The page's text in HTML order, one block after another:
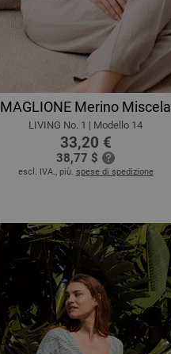
MAGLIONE Merino Miscela
LIVING No. 1 | Modello 14
33,20 €
38,77 $
escl. IVA., più. spese di spedizione